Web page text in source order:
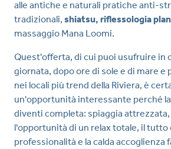
alle antiche e naturali pratiche anti-
tradizionali, shiatsu, riflessologia
massaggio Mana Loomi.
Quest'offerta, di cui puoi usufruire in
giornata, dopo ore di sole e di mare e
nei locali più trend della Riviera, è
un'opportunità interessante perché la
diventi completa: spiaggia
l'opportunità di un relax totale, il tutto
professionalità e la calda accoglienza